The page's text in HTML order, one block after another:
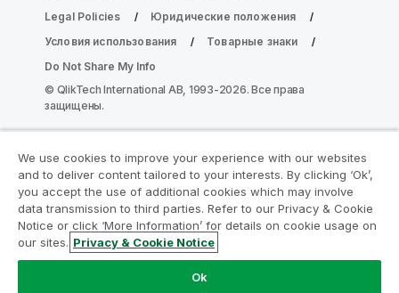
Legal Policies
Юридические положения
Условия использования
Товарные знаки
Do Not Share My Info
© QlikTech International AB, 1993-2026. Все права
защищены.
Присоединяйтесь к программе
модернизации аналитики
Модернизируйте ваши важные приложения QlikView
без ущерба с помощью программы модернизации
Щелкните здесьдля получения
We use cookies to improve your experience with our websites
and to deliver content tailored to your interests. By clicking ‘Ok’,
you accept the use of additional cookies which may involve
data transmission to third parties. Refer to our Privacy & Cookie
Notice or click ‘More Information’ for details on cookie usage on
our sites. Privacy & Cookie Notice
Ok